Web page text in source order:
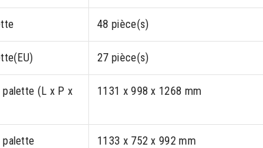
48 pièce(s)
27 pièce(s)
palette (L x P x
1131 x 998 x 1268 mm
palette
1133 x 752 x 992 mm